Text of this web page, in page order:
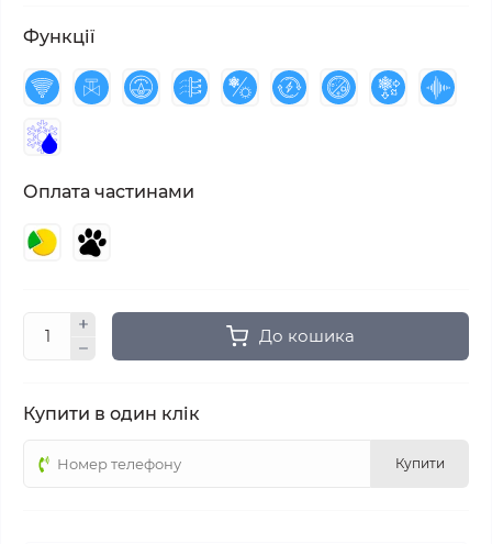
Функції
Оплата частинами
До кошика
Купити в один клік
Купити